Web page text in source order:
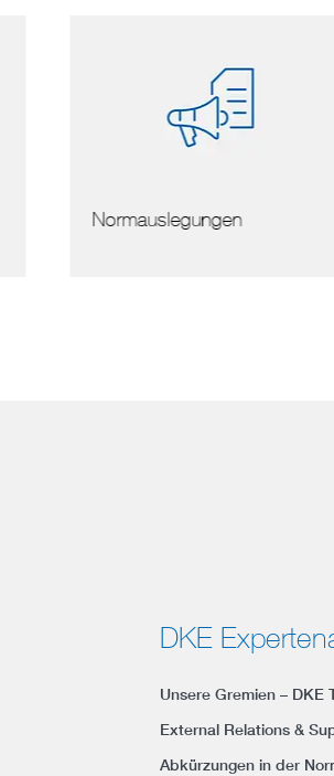
Normauslegungen
DKE
Unsere Gremien – DKE
External Relations &
Abkürzungen in der